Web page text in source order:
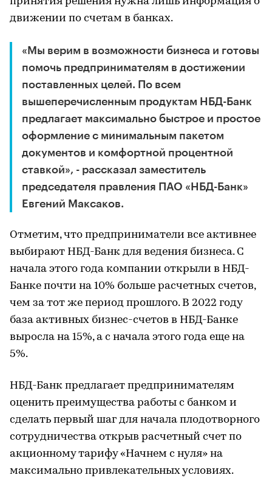
движении по счетам в банках.
«Мы верим в возможности бизнеса и готовы
помочь предпринимателям в достижении
поставленных целей. По всем
вышеперечисленным продуктам НБД-Банк
предлагает максимально быстрое и простое
оформление с минимальным пакетом
документов и комфортной процентной
ставкой», - рассказал заместитель
председателя правления ПАО «НБД-Банк»
Евгений Максаков.
Отметим, что предприниматели все активнее
выбирают НБД-Банк для ведения бизнеса. С
начала этого года компании открыли в НБД-
Банке почти на 10% больше расчетных счетов,
чем за тот же период прошлого. В 2022 году
база активных бизнес-счетов в НБД-Банке
выросла на 15%, а с начала этого года еще на
5%.
НБД-Банк предлагает предпринимателям
оценить преимущества работы с банком и
сделать первый шаг для начала плодотворного
сотрудничества открыв расчетный счет по
акционному тарифу «Начнем с нуля» на
максимально привлекательных условиях.